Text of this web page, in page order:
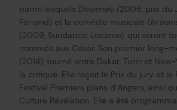
parmi lesquels Deweneti (2006, prix du
Ferrand) et la comédie musicale Un
(2009, Sundance, Locarno), qui seront
nommés aux César. Son premier long-
(2014), tourné entre Dakar, Turin et
la critique. Elle reçoit le Prix du jury et le
Festival Premiers plans d’Angers, ainsi
Culture Révélation. Elle a été